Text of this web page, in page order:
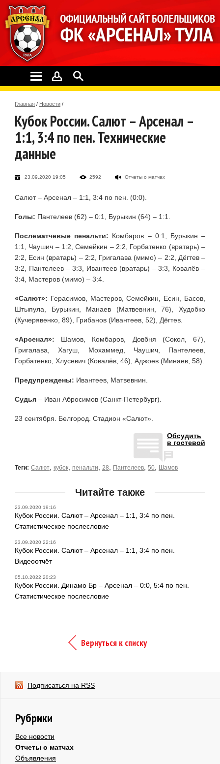
Главная / Новости /
Кубок России. Салют – Арсенал –
1:1, 3:4 по пен. Технические
данные
23.09.2020 19:05 2592 Отчеты о матчах
Салют – Арсенал – 1:1, 3:4 по пен. (0:0).
Голы: Пантелеев (62) – 0:1, Бурыкин (64) – 1:1.
Послематчевые пенальти: Комбаров – 0:1, Бурыкин –
1:1, Чаушич – 1:2, Семейкин – 2:2, Горбатенко (вратарь) –
2:2, Есин (вратарь) – 2:2, Григалава (мимо) – 2:2, Дёгтев –
3:2, Пантелеев – 3:3, Ивантеев (вратарь) – 3:3, Ковалёв –
3:4, Мастеров (мимо) – 3:4.
«Салют»: Герасимов, Мастеров, Семейкин, Есин, Басов,
Штыпула, Бурыкин, Манаев (Матвевнин, 76), Худобко
(Кучерявенко, 89), Грибанов (Ивантеев, 52), Дёгтев.
«Арсенал»: Шамов, Комбаров, Довбня (Сокол, 67),
Григалава, Хагуш, Мохаммед, Чаушич, Пантелеев,
Горбатенко, Хлусевич (Ковалёв, 46), Аджоев (Минаев, 58).
Предупреждены: Ивантеев, Матвевнин.
Судья – Иван Абросимов (Санкт-Петербург).
23 сентября. Белгород. Стадион «Салют».
Обсудить
в гостевой
Теги: Салют кубок пенальти 28 Пантелеев 50 Шамов
Читайте также
23.09.2020 19:16
Кубок России. Салют – Арсенал – 1:1, 3:4 по пен.
Статистическое послесловие
23.09.2020 22:16
Кубок России. Салют – Арсенал – 1:1, 3:4 по пен.
Видеоотчёт
05.10.2022 20:23
Кубок России. Динамо Бр – Арсенал – 0:0, 5:4 по пен.
Статистическое послесловие
Вернуться к списку
Подписаться на RSS
Рубрики
Все новости
Отчеты о матчах
Объявления